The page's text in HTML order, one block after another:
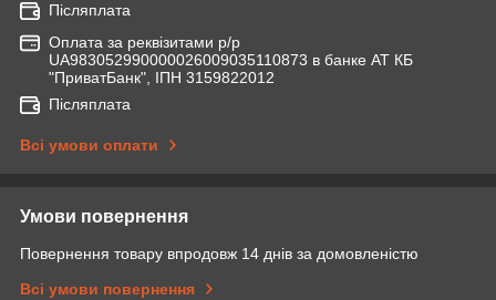
Післяплата
Оплата за реквізитами р/р
UA983052990000026009035110873 в банке АТ КБ
"ПриватБанк", ІПН 3159822012
Післяплата
Всі умови оплати
Умови повернення
Повернення товару впродовж 14 днів за домовленістю
Всі умови повернення